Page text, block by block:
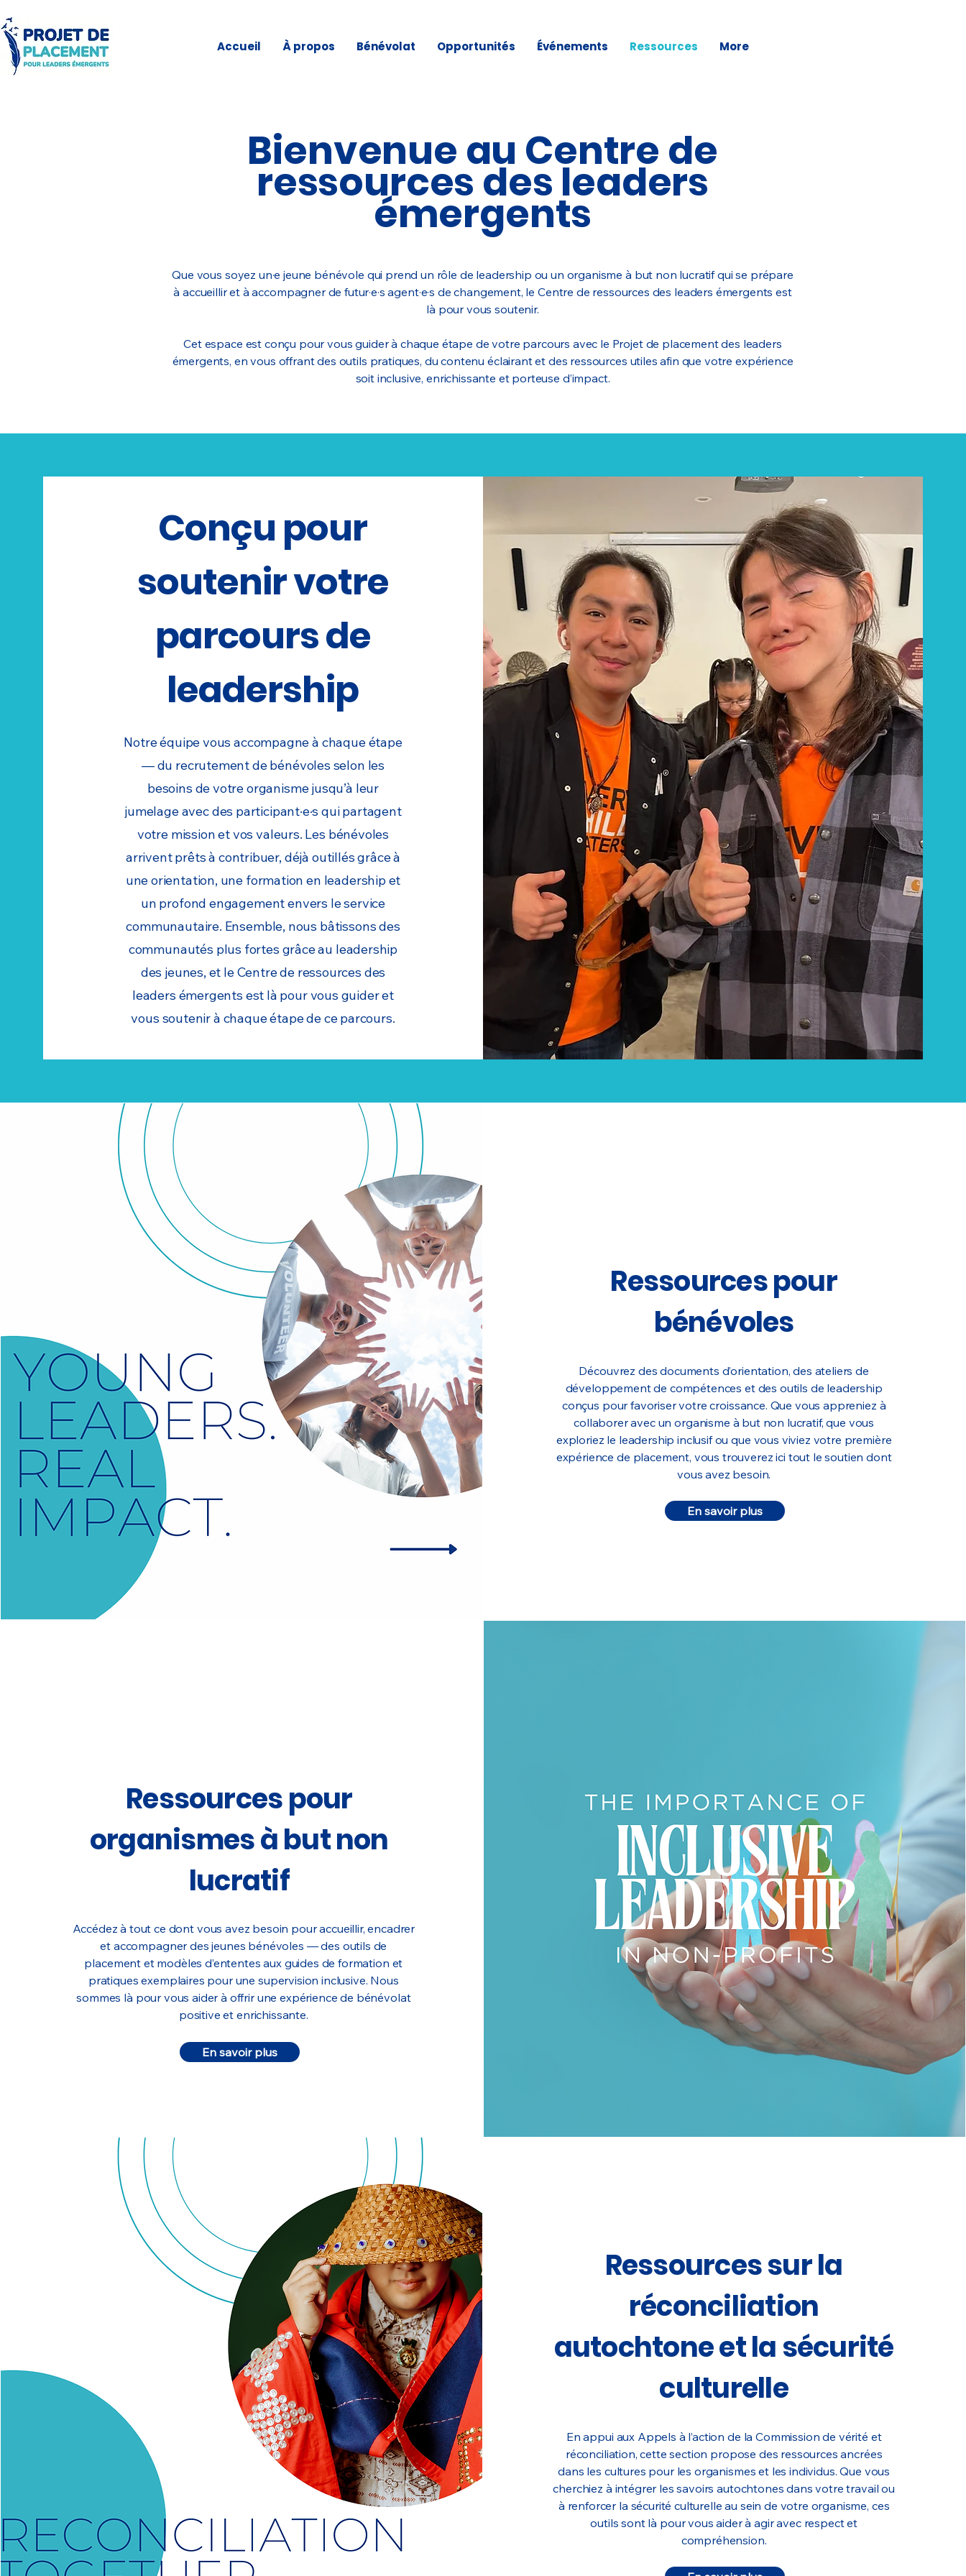
Accueil À propos Bénévolat Opportunités Événements Ressources More
Bienvenue au Centre de
ressources des leaders
émergents
Que vous soyez un·e jeune bénévole qui prend un rôle de leadership ou un organisme à but non lucratif qui se prépare
à accueillir et à accompagner de futur·e·s agent·e·s de changement, le Centre de ressources des leaders émergents est
là pour vous soutenir.
Cet espace est conçu pour vous guider à chaque étape de votre parcours avec le Projet de placement des leaders
émergents, en vous offrant des outils pratiques, du contenu éclairant et des ressources utiles afin que votre expérience
soit inclusive, enrichissante et porteuse d’impact.
Conçu pour
soutenir votre
parcours de
leadership
Notre équipe vous accompagne à chaque étape
— du recrutement de bénévoles selon les
besoins de votre organisme jusqu’à leur
jumelage avec des participant·e·s qui partagent
votre mission et vos valeurs. Les bénévoles
arrivent prêts à contribuer, déjà outillés grâce à
une orientation, une formation en leadership et
un profond engagement envers le service
communautaire. Ensemble, nous bâtissons des
communautés plus fortes grâce au leadership
des jeunes, et le Centre de ressources des
leaders émergents est là pour vous guider et
vous soutenir à chaque étape de ce parcours.
Ressources pour
bénévoles
Découvrez des documents d’orientation, des ateliers de
développement de compétences et des outils de leadership
conçus pour favoriser votre croissance. Que vous appreniez à
collaborer avec un organisme à but non lucratif, que vous
exploriez le leadership inclusif ou que vous viviez votre première
expérience de placement, vous trouverez ici tout le soutien dont
vous avez besoin.
En savoir plus
Ressources pour
organismes à but non
lucratif
Accédez à tout ce dont vous avez besoin pour accueillir, encadrer
et accompagner des jeunes bénévoles — des outils de
placement et modèles d’ententes aux guides de formation et
pratiques exemplaires pour une supervision inclusive. Nous
sommes là pour vous aider à offrir une expérience de bénévolat
positive et enrichissante.
En savoir plus
Ressources sur la
réconciliation
autochtone et la sécurité
culturelle
En appui aux Appels à l’action de la Commission de vérité et
réconciliation, cette section propose des ressources ancrées
dans les cultures pour les organismes et les individus. Que vous
cherchiez à intégrer les savoirs autochtones dans votre travail ou
à renforcer la sécurité culturelle au sein de votre organisme, ces
outils sont là pour vous aider à agir avec respect et
compréhension.